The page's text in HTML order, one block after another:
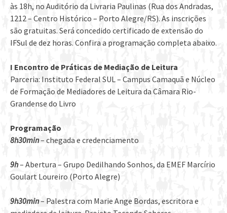
às 18h, no Auditório da Livraria Paulinas (Rua dos Andradas,
1212 – Centro Histórico – Porto Alegre/RS). As inscrições
são gratuitas. Será concedido certificado de extensão do
IFSul de dez horas. Confira a programação completa abaixo.
I Encontro de Práticas de Mediação de Leitura
Parceria: Instituto Federal SUL – Campus Camaquã e Núcleo
de Formação de Mediadores de Leitura da Câmara Rio-
Grandense do Livro
Programação
8h30min– chegada e credenciamento
9h– Abertura – Grupo Dedilhando Sonhos, da EMEF Marcírio
Goulart Loureiro (Porto Alegre)
9h30min– Palestra com Marie Ange Bordas, escritora e